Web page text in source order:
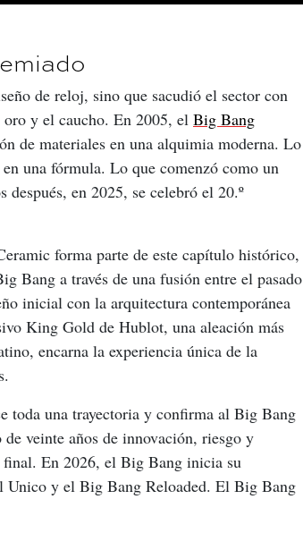
de reloj, sino que sacudió el sector con
y el caucho. En 2005, el Big Bang
de materiales en una alquimia moderna. Lo
una fórmula. Lo que comenzó como un
en 2025, se celebró el 20.º
forma parte de este capítulo histórico,
Bang a través de una fusión entre el pasado
inicial con la arquitectura contemporánea
King Gold de Hublot, una aleación más
encarna la experiencia única de la
toda una trayectoria y confirma al Big Bang
veinte años de innovación, riesgo y
En 2026, el Big Bang inicia su
y el Big Bang Reloaded. El Big Bang